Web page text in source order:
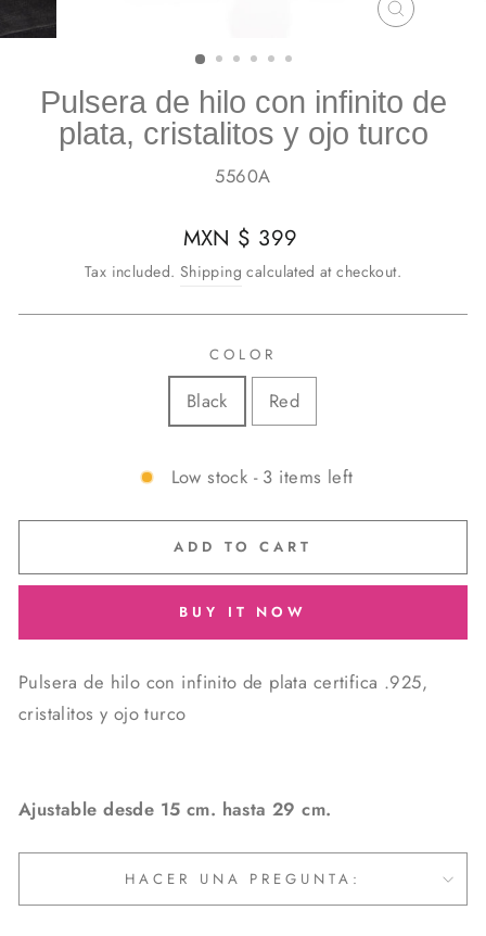
CLOSE
Pulsera de hilo con infinito de
plata, cristalitos y ojo turco
5560A
Regular
price
MXN $ 399
Tax included. Shipping calculated at checkout.
COLOR
Black Red
Low stock - 3 items left
ADD TO CART
BUY IT NOW
Pulsera de hilo con infinito de plata certifica .925,
cristalitos y ojo turco
Ajustable desde 15 cm. hasta 29 cm.
HACER UNA PREGUNTA: